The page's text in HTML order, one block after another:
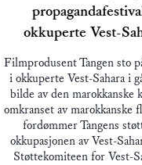
okkuperte Vest-
Filmprodusent Tangen sto
i okkuperte Vest-Sahara i
bilde av den marokkanske
omkranset av marokkanske
fordømmer Tangens
okkupasjonen av Vest-
Støttekomiteen for Vest-